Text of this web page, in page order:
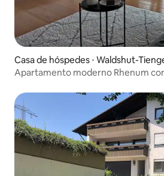
Casa de hóspedes ⋅ Waldshut-
Apartamento moderno Rhenum